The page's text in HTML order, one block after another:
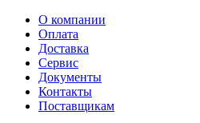
ВходРегистрация
Только
test@example.com
отправлена
Только
Восстановление
пароля
Заполните
форму.
На
вашу
Введите
новый
пароль
Пароль
успешно
Обратная
связь
Ваше
сообщение
успешно
О компании
Оплата
Доставка
Сервис
Документы
Контакты
Поставщикам